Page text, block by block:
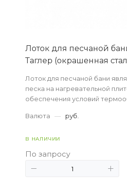
Лоток для песчаной
Таглер (окрашенная
Лоток для песчаной бани
песка на нагревательной
обеспечения условий
Валюта — руб.
В НАЛИЧИИ
По запросу